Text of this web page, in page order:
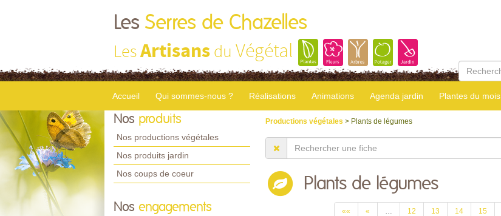
Les Serres de Chazelles
LesArtisans du Végétal
Accueil Qui sommes-nous ? Réalisations Animations Agenda jardin Plantes du mois
Nos produits
Nos productions végétales
Nos produits jardin
Nos coups de coeur
Nos engagements
Productions végétales > Plants de légumes
Plants de légumes
«« « … 12 13 14 15